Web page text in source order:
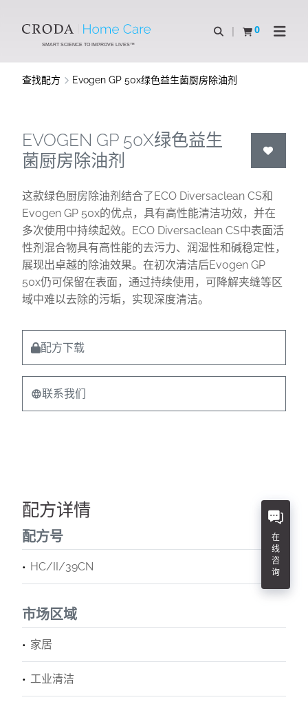
CONTENTSMART SCIENCE TO IMPROVE LIVES™
Open Search
0
查看购物车Open
查找配方 Evogen GP 50x绿色益生菌厨房除油剂
EVOGEN GP 50X绿色益生
菌厨房除油剂
这款绿色厨房除油剂结合了ECO Diversaclean CS和
Evogen GP 50x的优点，具有高性能清洁功效，并在
多次使用中持续起效。ECO Diversaclean CS中表面活
性剂混合物具有高性能的去污力、润湿性和碱稳定性，
展现出卓越的除油效果。在初次清洁后Evogen GP
50x仍可保留在表面，通过持续使用，可降解夹缝等区
域中难以去除的污垢，实现深度清洁。
配方下载
联系我们
配方详情
配方号
HC/II/39CN
市场区域
家居
工业清洁
在
线
咨
询